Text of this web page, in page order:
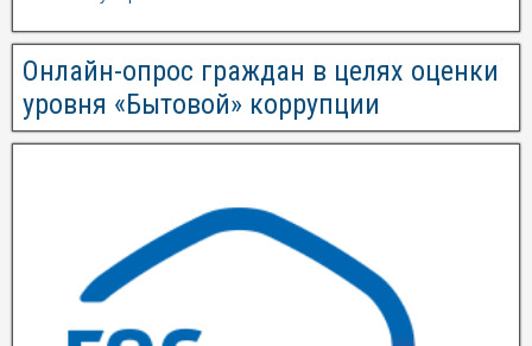
Онлайн-опрос граждан в целях оценки
уровня «Бытовой» коррупции